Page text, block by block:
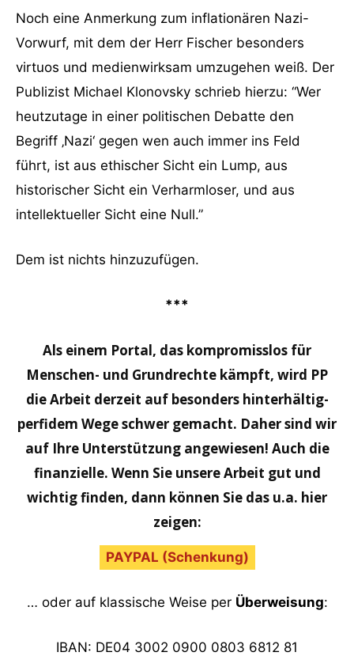
Noch eine Anmerkung zum inflationären Nazi-
Vorwurf, mit dem der Herr Fischer besonders
virtuos und medienwirksam umzugehen weiß. Der
Publizist Michael Klonovsky schrieb hierzu: “Wer
heutzutage in einer politischen Debatte den
Begriff ‚Nazi‘ gegen wen auch immer ins Feld
führt, ist aus ethischer Sicht ein Lump, aus
historischer Sicht ein Verharmloser, und aus
intellektueller Sicht eine Null.”
Dem ist nichts hinzuzufügen.
***
Als einem Portal, das kompromisslos für
Menschen- und Grundrechte kämpft, wird PP
die Arbeit derzeit auf besonders hinterhältig-
perfidem Wege schwer gemacht. Daher sind wir
auf Ihre Unterstützung angewiesen! Auch die
finanzielle. Wenn Sie unsere Arbeit gut und
wichtig finden, dann können Sie das u.a. hier
zeigen:
PAYPAL (Schenkung)
… oder auf klassische Weise per Überweisung:
IBAN: DE04 3002 0900 0803 6812 81